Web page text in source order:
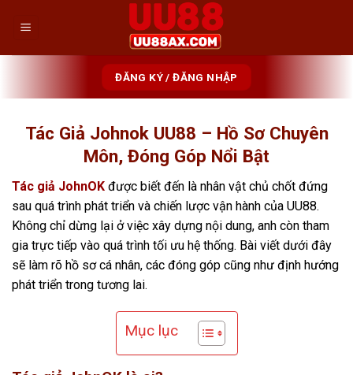
ĐĂNG KÝ / ĐĂNG NHẬP
Tác Giả Johnok UU88 – Hồ Sơ Chuyên
Môn, Đóng Góp Nổi Bật
Tác giả JohnOK được biết đến là nhân vật chủ chốt đứng
sau quá trình phát triển và chiến lược vận hành của UU88.
Không chỉ dừng lại ở việc xây dựng nội dung, anh còn tham
gia trực tiếp vào quá trình tối ưu hệ thống. Bài viết dưới đây
sẽ làm rõ hồ sơ cá nhân, các đóng góp cũng như định hướng
phát triển trong tương lai.
Mục lục